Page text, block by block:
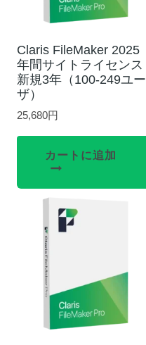
Claris FileMaker 2025
年間サイトライセンス
新規3年（100-249ユー
ザ）
25,680円
カートに追加